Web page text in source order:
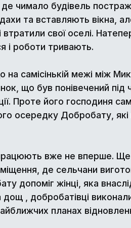
чимало будівель
та вставляють вікна,
свої оселі.
і роботи тривають.
самісінькій межі між
що був понівечений під
Проте його господиня
осередку Добробату, які
вже не вперше.
де сельчани
допоміг жінці, яка
, добробатівці
планах